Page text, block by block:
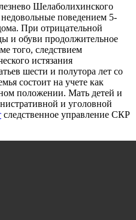
Шелаболихинского
поведением 5-
При отрицательной
и обуви продолжительное
того, следствием
истязания
шести и полутора лет со
состоит на учете как
положении. Мать детей и
и уголовной
следственное управление СКР